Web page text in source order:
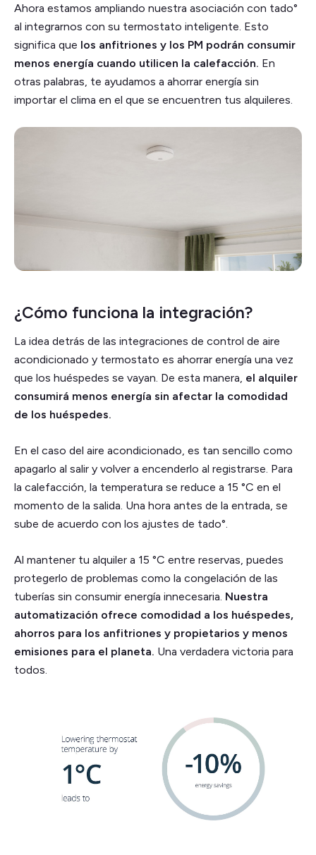
Ahora estamos ampliando nuestra asociación con tado°
al integrarnos con su termostato inteligente. Esto
significa que los anfitriones y los PM podrán consumir
menos energía cuando utilicen la calefacción. En
otras palabras, te ayudamos a ahorrar energía sin
importar el clima en el que se encuentren tus alquileres.
¿Cómo funciona la integración?
La idea detrás de las integraciones de control de aire
acondicionado y termostato es ahorrar energía una vez
que los huéspedes se vayan. De esta manera, el alquiler
consumirá menos energía sin afectar la comodidad
de los huéspedes.
En el caso del aire acondicionado, es tan sencillo como
apagarlo al salir y volver a encenderlo al registrarse. Para
la calefacción, la temperatura se reduce a 15 °C en el
momento de la salida. Una hora antes de la entrada, se
sube de acuerdo con los ajustes de tado°.
Al mantener tu alquiler a 15 °C entre reservas, puedes
protegerlo de problemas como la congelación de las
tuberías sin consumir energía innecesaria. Nuestra
automatización ofrece comodidad a los huéspedes,
ahorros para los anfitriones y propietarios y menos
emisiones para el planeta. Una verdadera victoria para
todos.